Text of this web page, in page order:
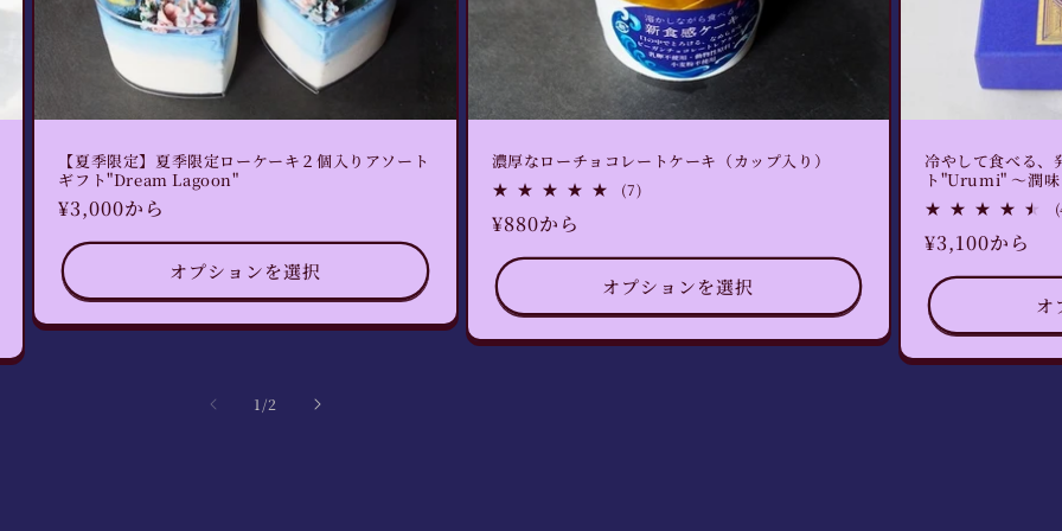
【夏季限定】夏季限定ローケーキ２個入りアソート
ギフト"Dream Lagoon"
通
価
格
¥3,000から
オプションを選択
濃厚なローチョコレートケーキ（カップ入り）
(7)7
ー
数
合
計
通
価
格
¥880から
オプションを選択
冷やして食べる、
ト"Urumi" ～潤
通
価
格
¥3,100から
オ
1 /の
2